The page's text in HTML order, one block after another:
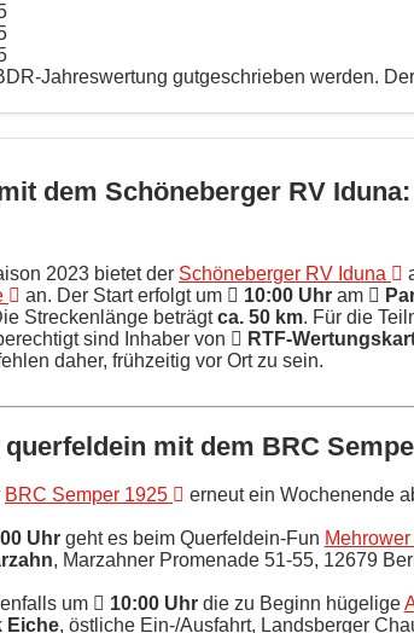
Jahreswertung gutgeschrieben werden.
dem Schöneberger RV
2023 bietet der Schöneberger RV Iduna
an. Der Start erfolgt um 10:00 Uhr am
Streckenlänge beträgtca. 50 km. Für die
sind Inhaber von
RTF-
daher, frühzeitig vor Ort zu sein.
mit dem BRC
BRC Semper 1925 erneut ein Wochenende
Uhrgeht es beim Querfeldein-Fun
, Marzahner Promenade 51-55, 12679
um 10:00 Uhrdie zu Beginn hügelige
Eiche, östliche Ein-/Ausfahrt, Landsberger